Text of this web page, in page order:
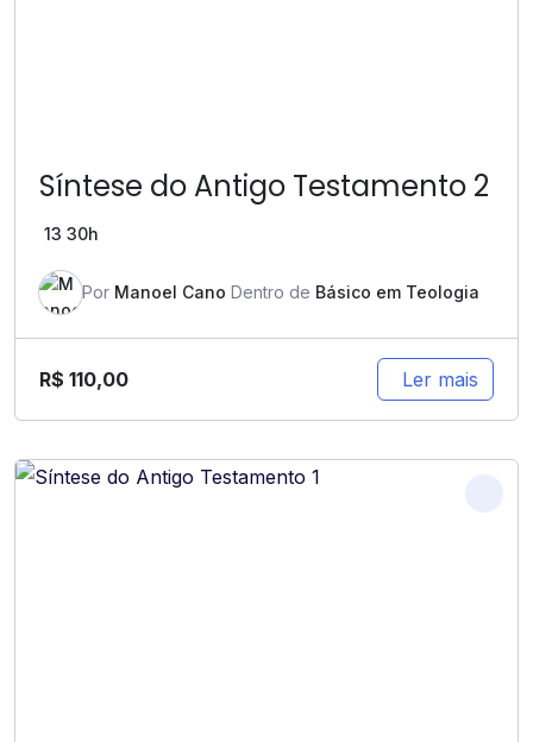
Síntese do Antigo Testamento 2
13 30h
Por Manoel Cano Dentro de Básico em Teologia
R$ 110,00 Ler mais